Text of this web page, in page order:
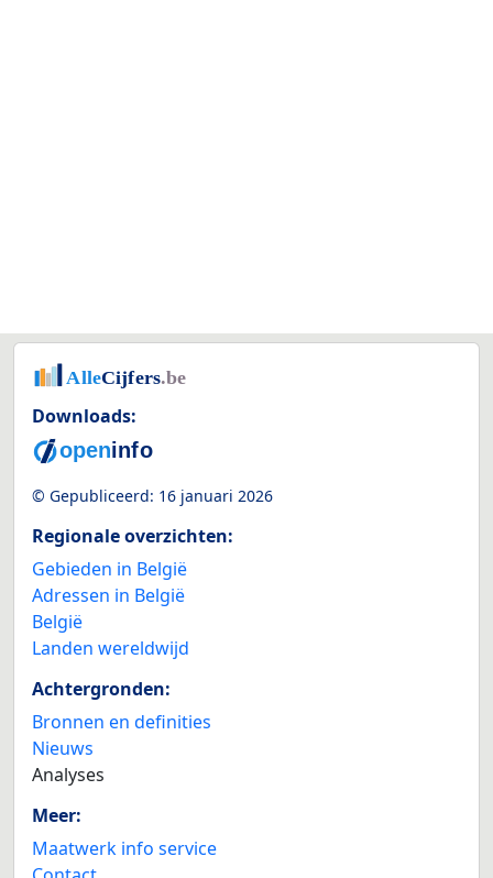
Downloads:
© Gepubliceerd: 16 januari 2026
Regionale overzichten:
Gebieden in België
Adressen in België
België
Landen wereldwijd
Achtergronden:
Bronnen en definities
Nieuws
Analyses
Meer:
Maatwerk info service